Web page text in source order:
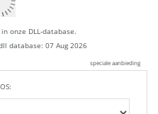
onze DLL-database.
database: 07 Aug 2026
speciale aanbieding